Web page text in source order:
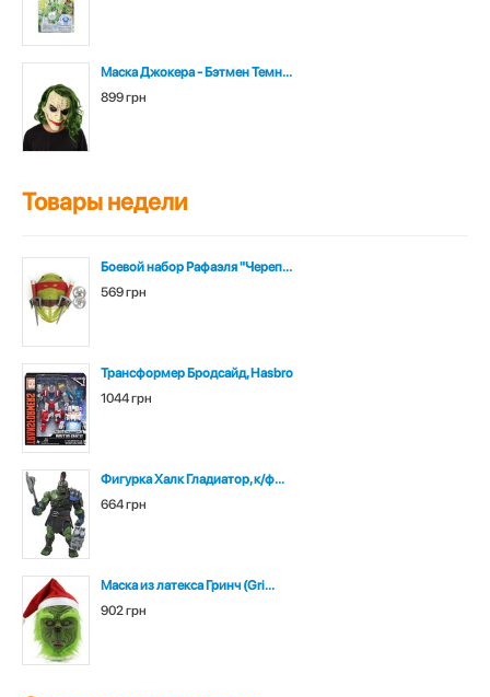
Маска Джокера - Бэтмен Темн...
899 грн
Товары недели
Боевой набор Рафаэля "Череп...
569 грн
Трансформер Бродсайд, Hasbro
1044 грн
Фигурка Халк Гладиатор, к/ф...
664 грн
Маска из латекса Гринч (Gri...
902 грн